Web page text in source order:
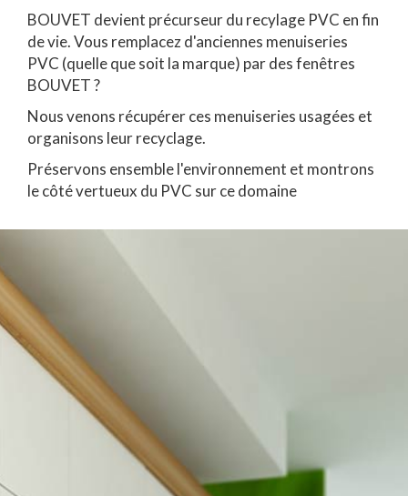
BOUVET devient précurseur du recylage PVC en fin
de vie. Vous remplacez d'anciennes menuiseries
PVC (quelle que soit la marque) par des fenêtres
BOUVET ?
Nous venons récupérer ces menuiseries usagées et
organisons leur recyclage.
Préservons ensemble l'environnement et montrons
le côté vertueux du PVC sur ce domaine